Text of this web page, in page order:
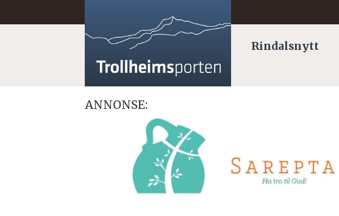
Rindalsnytt
ANNONSE: